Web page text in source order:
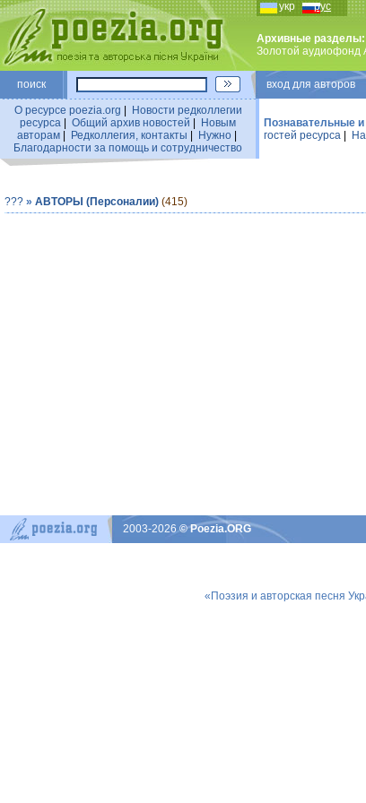
укр рус
Архивные разделы:
Золотой аудиофонд
поиск вход для
О ресурсе poezia.org
Новости редколлегии
ресурса
Общий архив новостей
Новым
авторам| Редколлегия, контакты Нужно|
Благодарности за помощь и сотрудничество
Познавательные
гостей ресурса
??? » АВТОРЫ (Персоналии) (415)
2003-2026© Poezia.ORG
«Поэзия и авторская песня